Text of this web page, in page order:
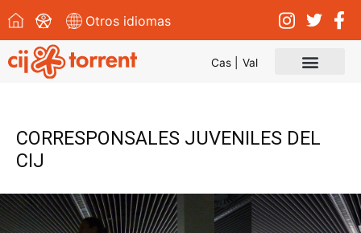
contenido
Otros idiomas
Cas | Val
CORRESPONSALES JUVENILES DEL
CIJ